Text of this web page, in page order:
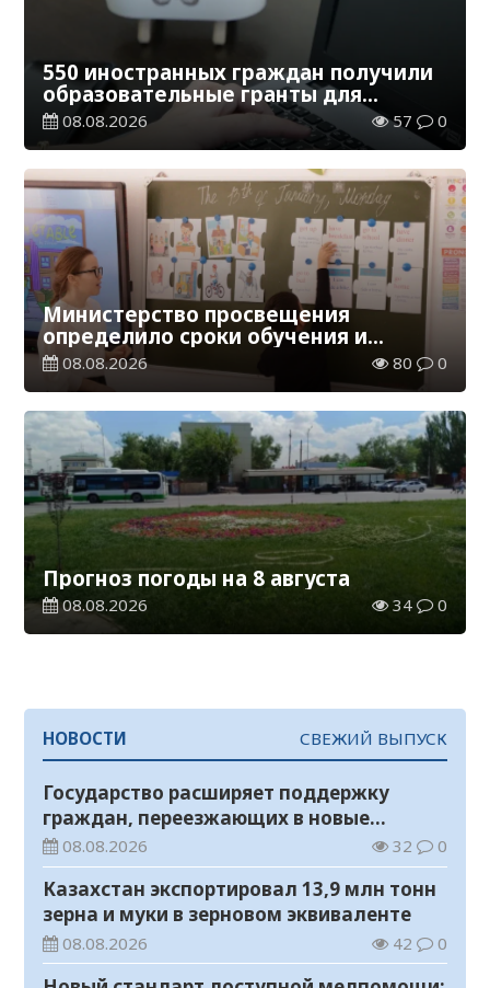
550 иностранных граждан получили
образовательные гранты для
обучения в Казахстане
08.08.2026 57 0
Министерство просвещения
определило сроки обучения и
каникул на 2026-2027 учебный год
08.08.2026 80 0
Прогноз погоды на 8 августа
08.08.2026 34 0
НОВОСТИ СВЕЖИЙ ВЫПУСК
Государство расширяет поддержку
граждан, переезжающих в новые
регионы для работы
08.08.2026 32 0
Казахстан экспортировал 13,9 млн тонн
зерна и муки в зерновом эквиваленте
08.08.2026 42 0